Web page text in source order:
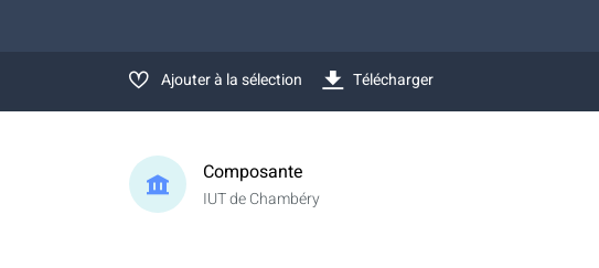
Ajouter à la sélection Télécharger
Composante
IUT de Chambéry